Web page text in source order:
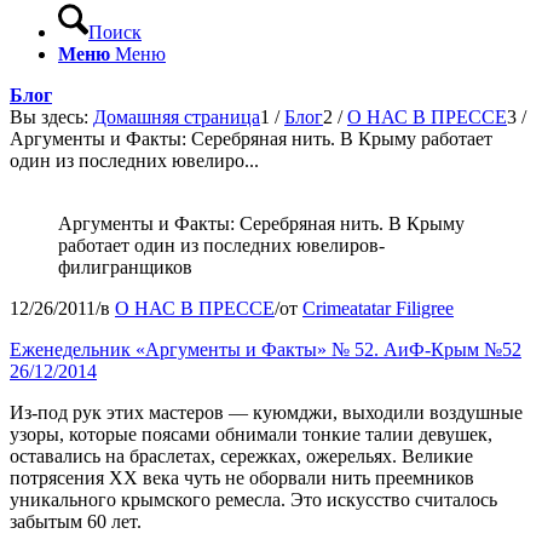
Поиск
Меню Меню
Блог
Вы здесь: Домашняя страница1 / Блог2 / О НАС В ПРЕССЕ3 /
Аргументы и Факты: Серебряная нить. В Крыму работает
один из последних ювелиро...
Аргументы и Факты: Серебряная нить. В Крыму
работает один из последних ювелиров-
филигранщиков
12/26/2011/в О НАС В ПРЕССЕ/от Crimeatatar Filigree
Еженедельник «Аргументы и Факты» № 52. АиФ-Крым №52
26/12/2014
Из-под рук этих мастеров — куюмджи, выходили воздушные
узоры, которые поясами обнимали тонкие талии девушек,
оставались на браслетах, сережках, ожерельях. Великие
потрясения XX века чуть не оборвали нить преемников
уникального крымского ремесла. Это искусство считалось
забытым 60 лет.